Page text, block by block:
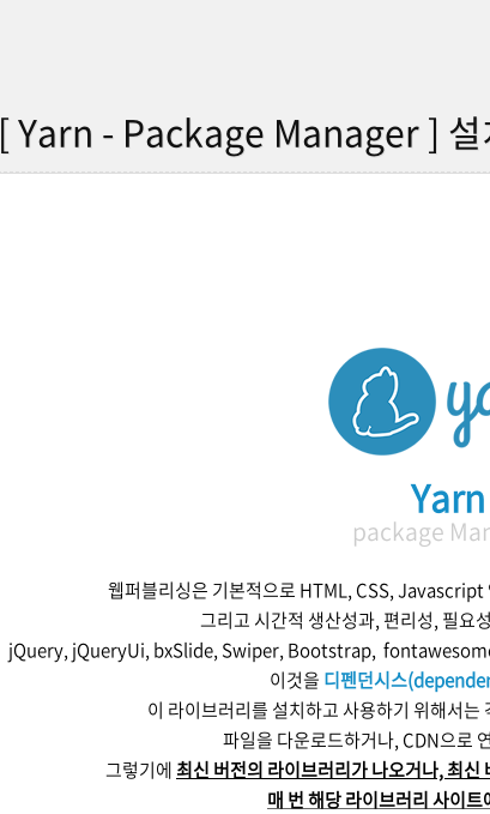
[ Yarn - Package Manager ] 설
Yarn
package
웹퍼블리싱은 기본적으로 HTML, CSS, Javascript
그리고 시간적 생산성과, 편리성, 필요
jQuery, jQueryUi, bxSlide, Swiper, Bootstrap,
이것을 디펜던시스
이 라이브러리를 설치하고 사용하기 위해서는
파일을 다운로드하거나, CDN으로
그렇기에 최신 버전의 라이브러리가 나오거나, 최
매 번 해당 라이브러리 사이